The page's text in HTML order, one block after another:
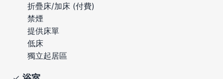
折疊床/加床 (付費)
禁煙
提供床單
低床
獨立起居區